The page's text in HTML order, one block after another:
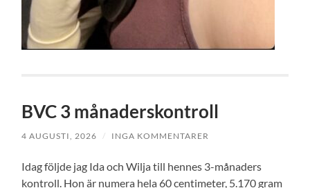
BVC 3 månaderskontroll
4 AUGUSTI, 2026 / INGA KOMMENTARER
Idag följde jag Ida och Wilja till hennes 3-månaders
kontroll. Hon är numera hela 60 centimeter, 5.170 gram